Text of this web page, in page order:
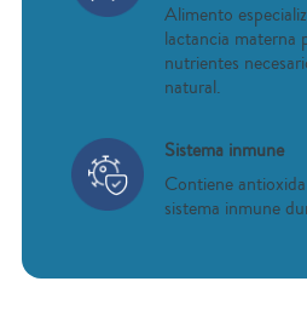
Alimento
lactancia materna
nutrientes
natural.
Sistema inmune
Contiene
sistema inmune